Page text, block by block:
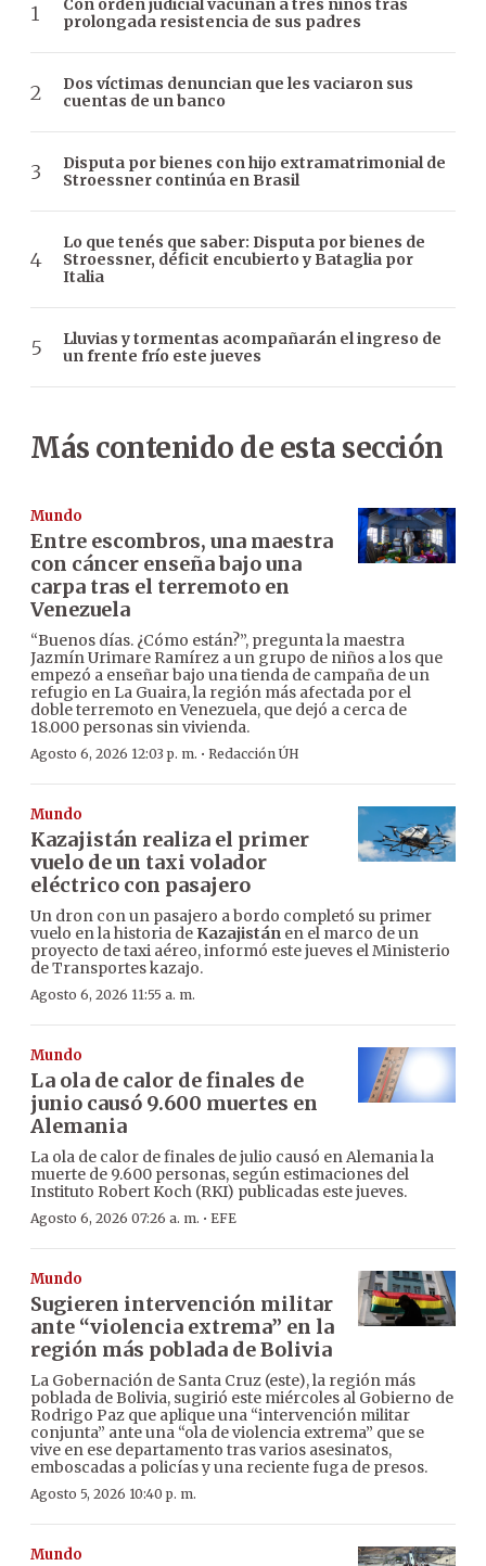
Con orden judicial vacunan a tres niños tras
prolongada resistencia de sus padres
Dos víctimas denuncian que les vaciaron sus
cuentas de un banco
Disputa por bienes con hijo extramatrimonial de
Stroessner continúa en Brasil
Lo que tenés que saber: Disputa por bienes de
Stroessner, déficit encubierto y Bataglia por
Italia
Lluvias y tormentas acompañarán el ingreso de
un frente frío este jueves
Más contenido de esta sección
Mundo
Entre escombros, una maestra
con cáncer enseña bajo una
carpa tras el terremoto en
Venezuela
“Buenos días. ¿Cómo están?”, pregunta la maestra
Jazmín Urimare Ramírez a un grupo de niños a los que
empezó a enseñar bajo una tienda de campaña de un
refugio en La Guaira, la región más afectada por el
doble terremoto en Venezuela, que dejó a cerca de
18.000 personas sin vivienda.
Agosto 6, 2026 12:03 p. m. · Redacción ÚH
Mundo
Kazajistán realiza el primer
vuelo de un taxi volador
eléctrico con pasajero
Un dron con un pasajero a bordo completó su primer
vuelo en la historia de Kazajistán en el marco de un
proyecto de taxi aéreo, informó este jueves el Ministerio
de Transportes kazajo.
Agosto 6, 2026 11:55 a. m.
Mundo
La ola de calor de finales de
junio causó 9.600 muertes en
Alemania
La ola de calor de finales de julio causó en Alemania la
muerte de 9.600 personas, según estimaciones del
Instituto Robert Koch (RKI) publicadas este jueves.
Agosto 6, 2026 07:26 a. m. · EFE
Mundo
Sugieren intervención militar
ante “violencia extrema” en la
región más poblada de Bolivia
La Gobernación de Santa Cruz (este), la región más
poblada de Bolivia, sugirió este miércoles al Gobierno de
Rodrigo Paz que aplique una “intervención militar
conjunta” ante una “ola de violencia extrema” que se
vive en ese departamento tras varios asesinatos,
emboscadas a policías y una reciente fuga de presos.
Agosto 5, 2026 10:40 p. m.
Mundo